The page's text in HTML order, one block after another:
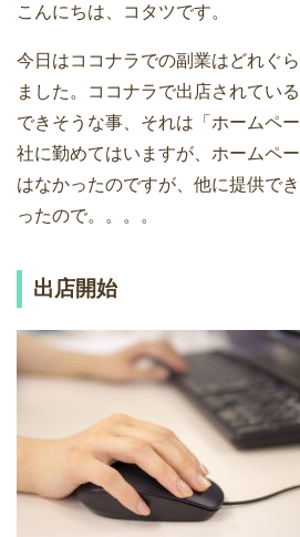
こんにちは、コタツです。
今日はココナラでの副業はどれぐ
ました。ココナラで出店されてい
できそうな事、それは「ホームペ
社に勤めてはいますが、ホームペ
はなかったのですが、他に提供で
ったので。。。。
出店開始